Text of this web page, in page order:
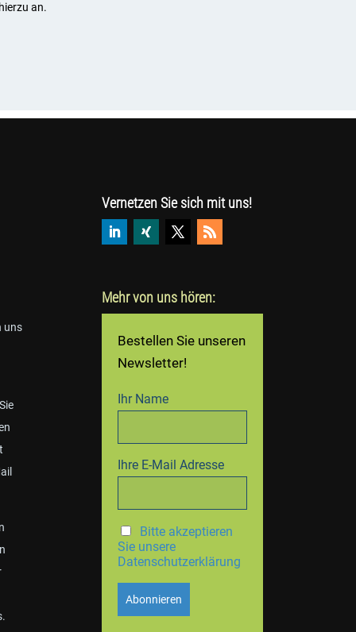
an.
uns
Vernetzen Sie sich mit uns!
Mehr von uns hören:
Bestellen Sie unseren
Newsletter!
Ihr Name
Ihre E-Mail Adresse
Bitte akzeptieren
Sie unsere
Datenschutzerklärung